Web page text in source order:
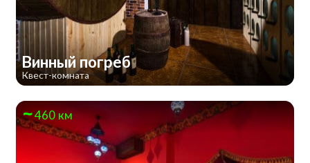
Винный погреб
Квест-комната
460 км